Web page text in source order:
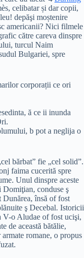
celibatar și dar copii,
depăşi moștenire
americanii? Nici filmele
către careva dinspre
turcul Naim
Bulgariei, spre
corporații ce ori
ă ce ii inunda
b pot a neglija o
bărbat” fie „cel solid”.
faima cucerită spre
Unul dinspre aceste
Domiţian, conduse ş
Dunărea, însă of fost
ş Decebal. Istoricii
V-o Aludae of fost ucişi,
de această bătălie,
romane, o propus